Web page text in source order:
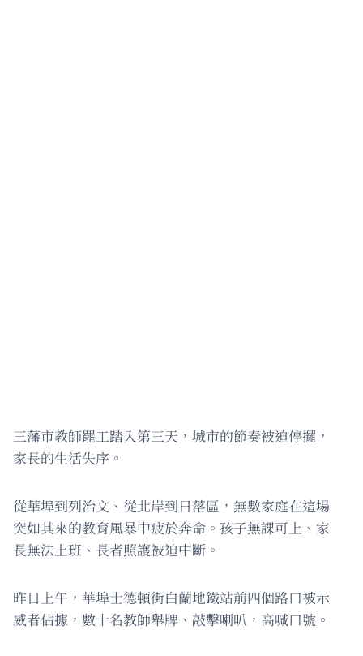
三藩市教師罷工踏入第三天，城市的節奏被迫停擺，
家長的生活失序。
從華埠到列治文、從北岸到日落區，無數家庭在這場
突如其來的教育風暴中疲於奔命。孩子無課可上、家
長無法上班、長者照護被迫中斷。
昨日上午，華埠士德頓街白蘭地鐵站前四個路口被示
威者佔據，數十名教師舉牌、敲擊喇叭，高喊口號。